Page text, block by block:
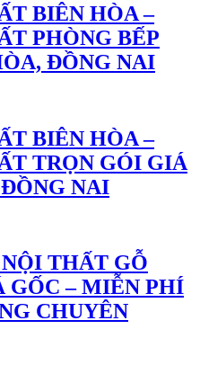
BIÊN HÒA –
PHÒNG BẾP
ĐỒNG NAI
BIÊN HÒA –
TRỌN GÓI GIÁ
NAI
THẤT GỖ
GỐC – MIỄN PHÍ
CHUYÊN